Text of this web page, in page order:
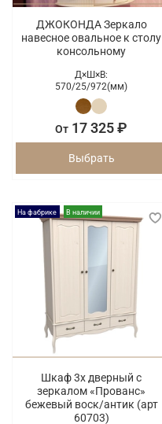
ДЖОКОНДА Зеркало
навесное овальное к столу
консольному
Д×Ш×В:
570/25/972(мм)
От 17 325 ₽
Выбрать
На фабрике В наличии
Шкаф 3х дверный с
зеркалом «Прованс»
бежевый воск/антик (арт
60703)